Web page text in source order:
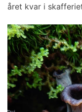
året kvar i